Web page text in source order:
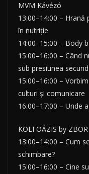
MVM Kávézó
13:00–14:00 –
în nutriție
14:00–15:00 – Body
15:00–16:00 – Când
sub presiunea
15:00–16:00 –
culturi și comunicare
16:00–17:00 – Unde
KOLI OÁZIS by ZBOR
13:00–14:00 – Cum
schimbare?
15:00–16:00 – Cine